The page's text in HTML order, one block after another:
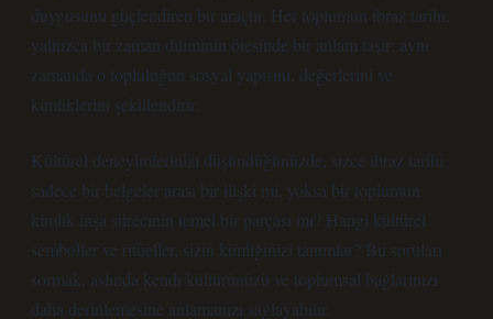
duygusunu güçlendiren bir araçtır. Her toplumun ibraz tarihi,
yalnızca bir zaman diliminin ötesinde bir anlam taşır; aynı
zamanda o topluluğun sosyal yapısını, değerlerini ve
kimliklerini şekillendirir.
Kültürel deneyimlerinizi düşündüğünüzde, sizce ibraz tarihi
sadece bir belgeler arası bir ilişki mi, yoksa bir toplumun
kimlik inşa sürecinin temel bir parçası mı? Hangi kültürel
semboller ve ritüeller, sizin kimliğinizi tanımlar? Bu soruları
sormak, aslında kendi kültürünüzü ve toplumsal bağlarınızı
daha derinlemesine anlamanızı sağlayabilir.